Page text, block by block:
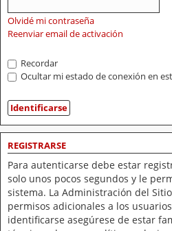
Olvidé mi contraseña
Reenviar email de activación
Recordar
Ocultar mi estado de conexión en
REGISTRARSE
Para autenticarse debe estar
solo unos pocos segundos y le
sistema. La Administración del
permisos adicionales a los
identificarse asegúrese de estar